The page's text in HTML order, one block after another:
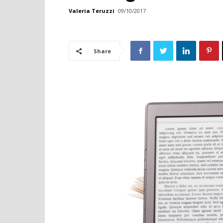
Valeria Teruzzi 09/10/2017
Share